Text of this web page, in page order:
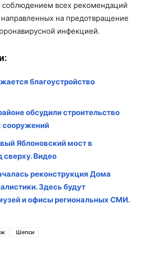
всех рекомендаций
на предотвращение
инфекцией.
благоустройство
обсудили строительство
сооружений
Яблоновский мост в
сверху. Видео
реконструкция Дома
Здесь будут
и офисы региональных СМИ.
Шепси